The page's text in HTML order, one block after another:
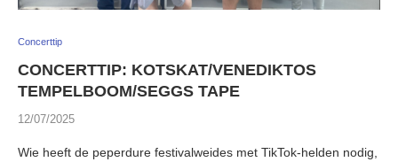
Concerttip
CONCERTTIP: KOTSKAT/VENEDIKTOS
TEMPELBOOM/SEGGS TAPE
12/07/2025
Wie heeft de peperdure festivalweides met TikTok-helden nodig,